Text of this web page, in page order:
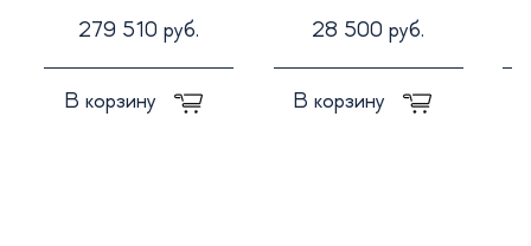
279 510 руб.
В корзину
28 500 руб.
В корзину